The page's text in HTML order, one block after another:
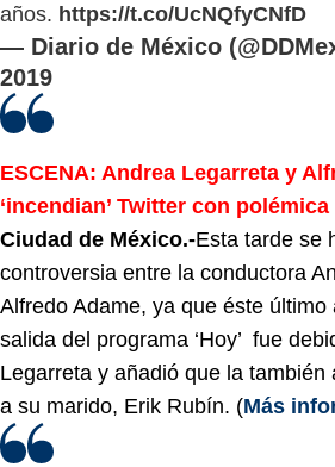
años. https://t.co/UcNQfyCNfD
— Diario de México
2019
ESCENA: Andrea Legarreta y
‘incendian’ Twitter con polémica
Ciudad de México.-Esta tarde se
controversia entre la conductora
Alfredo Adame, ya que éste último
salida del programa ‘Hoy’ fue
Legarreta y añadió que la también
a su marido, Erik Rubín. (Más